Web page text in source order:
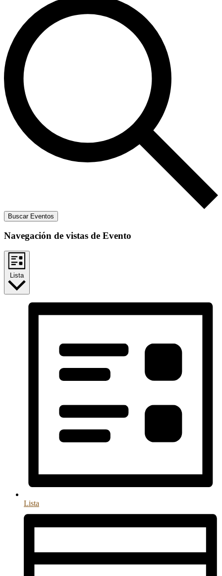
Buscar Eventos
Navegación de vistas de Evento
Lista
Lista